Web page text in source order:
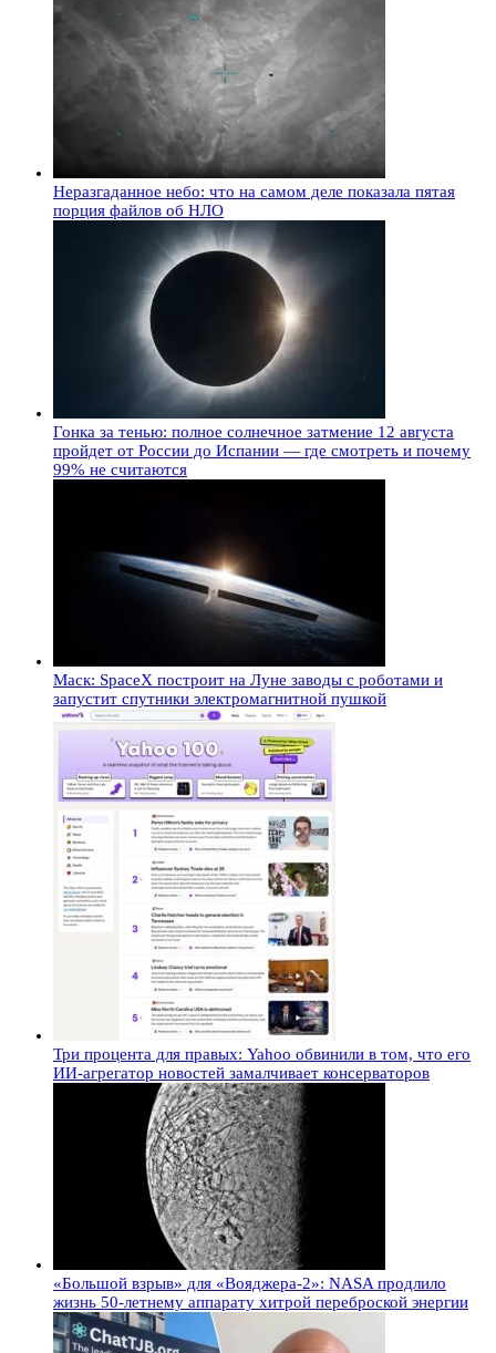
Неразгаданное небо: что на самом деле показала пятая
порция файлов об НЛО
Гонка за тенью: полное солнечное затмение 12 августа
пройдет от России до Испании — где смотреть и почему
99% не считаются
Маск: SpaceX построит на Луне заводы с роботами и
запустит спутники электромагнитной пушкой
Три процента для правых: Yahoo обвинили в том, что его
ИИ-агрегатор новостей замалчивает консерваторов
«Большой взрыв» для «Вояджера-2»: NASA продлило
жизнь 50-летнему аппарату хитрой переброской энергии